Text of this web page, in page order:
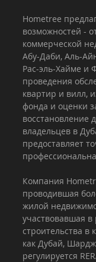
Hometree
возможностей -
коммерческой
Абу-Даби, Аль-
Рас-эль-Хайме и
проведения
квартир и вилл,
фонда и оценки
восстановление
владельцев в
предоставляет
Компания
проводившая
жилой
участвовавшая в
строительства в
как Дубай,
регулируется